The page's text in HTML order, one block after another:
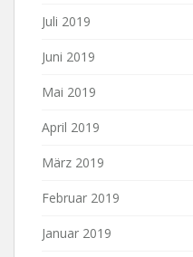
Juli 2019
Juni 2019
Mai 2019
April 2019
März 2019
Februar 2019
Januar 2019